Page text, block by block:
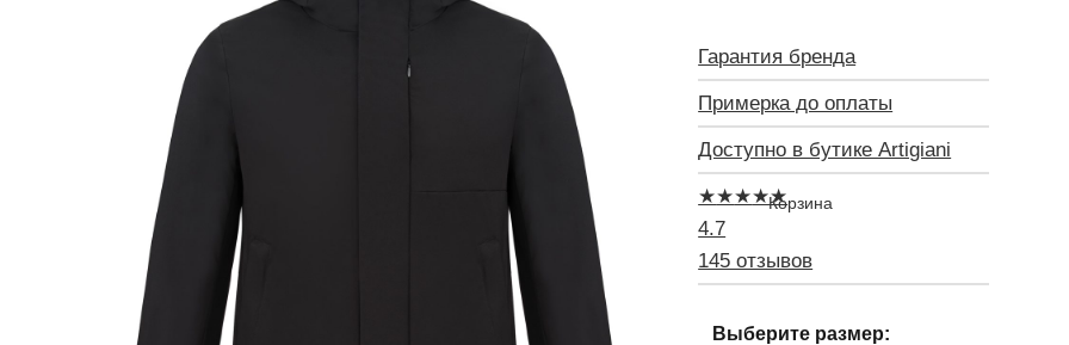
Гарантия бренда
Примерка до оплаты
Доступно в бутике Artigiani
★★★★★
4.7
145 отзывов
Выберите размер: